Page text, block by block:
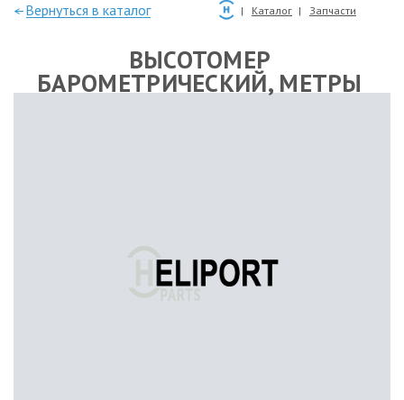
—Вернуться в каталог Каталог Запчасти
ВЫСОТОМЕР
БАРОМЕТРИЧЕСКИЙ, МЕТРЫ